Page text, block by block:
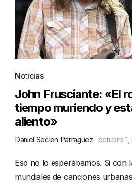
Noticias
John Frusciante: «El
tiempo muriendo y
aliento»
Daniel Seclen Parraguez octubre 1,
Eso no lo esperábamos. Si con
mundiales de canciones